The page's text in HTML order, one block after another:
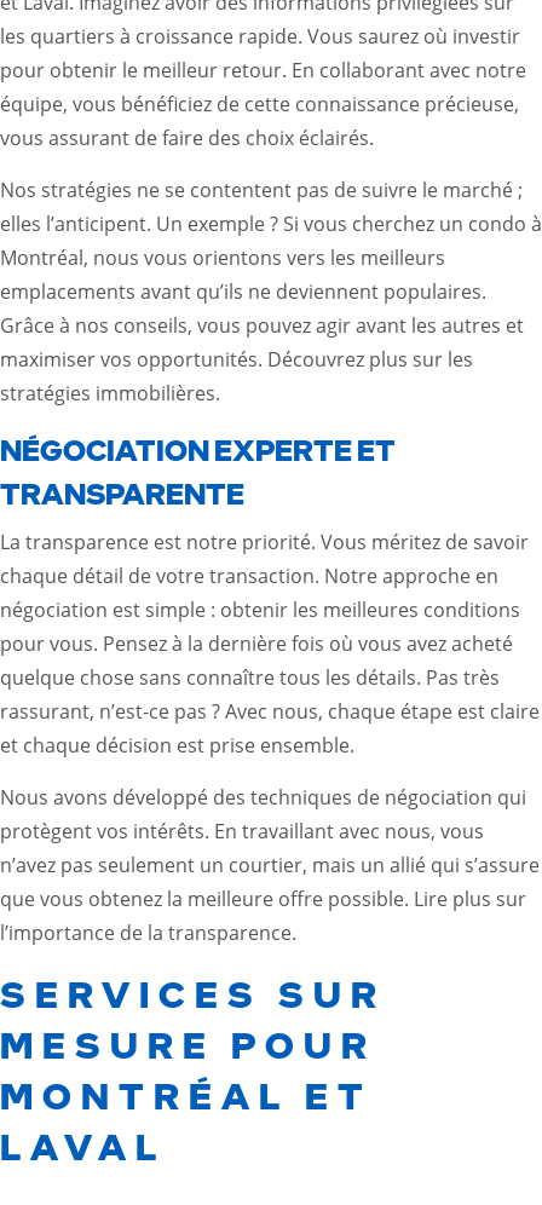
les quartiers à croissance rapide. Vous saurez où investir
pour obtenir le meilleur retour. En collaborant avec notre
équipe, vous bénéficiez de cette connaissance précieuse,
vous assurant de faire des choix éclairés.
Nos stratégies ne se contentent pas de suivre le marché ;
elles l’anticipent. Un exemple ? Si vous cherchez un condo à
Montréal, nous vous orientons vers les meilleurs
emplacements avant qu’ils ne deviennent populaires.
Grâce à nos conseils, vous pouvez agir avant les autres et
maximiser vos opportunités. Découvrez plus sur les
stratégies immobilières.
NÉGOCIATION EXPERTE ET
TRANSPARENTE
La transparence est notre priorité. Vous méritez de savoir
chaque détail de votre transaction. Notre approche en
négociation est simple : obtenir les meilleures conditions
pour vous. Pensez à la dernière fois où vous avez acheté
quelque chose sans connaître tous les détails. Pas très
rassurant, n’est-ce pas ? Avec nous, chaque étape est claire
et chaque décision est prise ensemble.
Nous avons développé des techniques de négociation qui
protègent vos intérêts. En travaillant avec nous, vous
n’avez pas seulement un courtier, mais un allié qui s’assure
que vous obtenez la meilleure offre possible. Lire plus sur
l’importance de la transparence.
SERVICES SUR
MESURE POUR
MONTRÉAL ET
LAVAL